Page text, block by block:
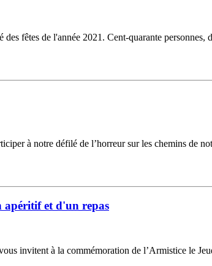
fêtes de l'année 2021. Cent-quarante
à notre défilé de l’horreur sur les chemins de
apéritif et d'un repas
invitent à la commémoration de l’Armistice le